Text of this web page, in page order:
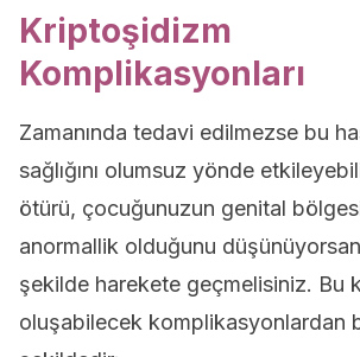
Kriptoşidizm
Komplikasyonları
Zamanında tedavi edilmezse bu
sağlığını olumsuz yönde
ötürü, çocuğunuzun genital
anormallik olduğunu
şekilde harekete geçmelisiniz. Bu
oluşabilecek komplikasyonlardan